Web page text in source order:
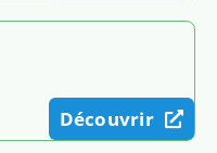
Découvrir